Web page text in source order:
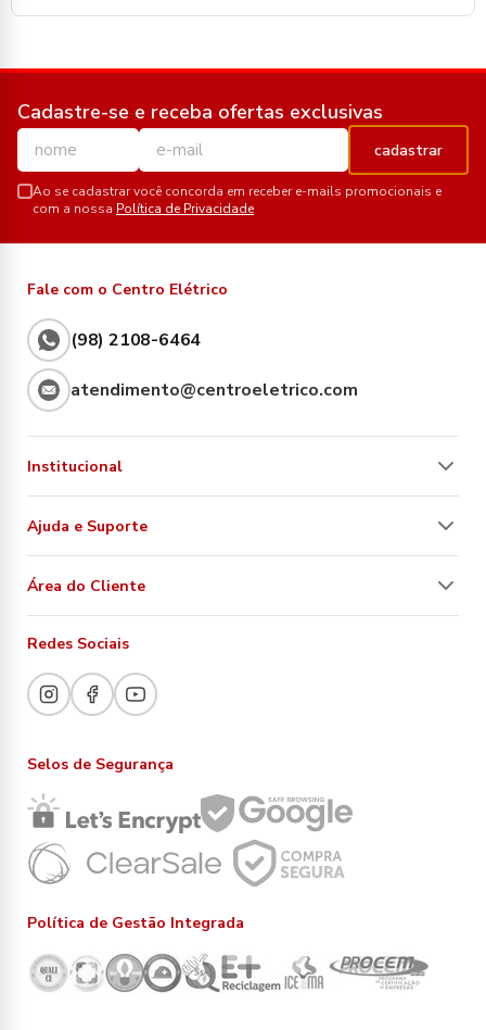
Cadastre-se e receba ofertas exclusivas
cadastrar
Ao se cadastrar você concorda em receber e-mails promocionais e
com a nossa Política de Privacidade
Fale com o Centro Elétrico
(98) 2108-6464
atendimento@centroeletrico.com
Institucional
Ajuda e Suporte
Área do Cliente
Redes Sociais
Selos de Segurança
Política de Gestão Integrada